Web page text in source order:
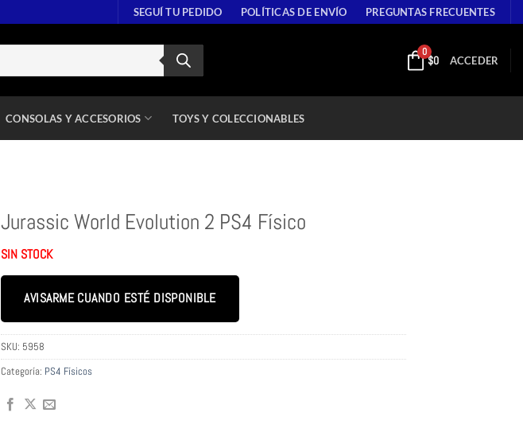
SEGUÍ TU PEDIDO POLÍTICAS DE ENVÍO PREGUNTAS FRECUENTES
0
$0 ACCEDER
CONSOLAS Y ACCESORIOS TOYS Y COLECCIONABLES
Jurassic World Evolution 2 PS4 Físico
SIN STOCK
AVISARME CUANDO ESTÉ DISPONIBLE
SKU: 5958
Categoría: PS4 Físicos